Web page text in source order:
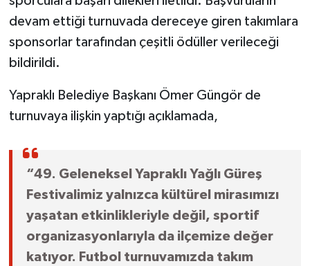
devam ettiği turnuvada dereceye giren takımlara
sponsorlar tarafından çeşitli ödüller verileceği
bildirildi.
Yapraklı Belediye Başkanı Ömer Güngör de
turnuvaya ilişkin yaptığı açıklamada,
“49. Geleneksel Yapraklı Yağlı Güreş
Festivalimiz yalnızca kültürel mirasımızı
yaşatan etkinlikleriyle değil, sportif
organizasyonlarıyla da ilçemize değer
katıyor. Futbol turnuvamızda takım